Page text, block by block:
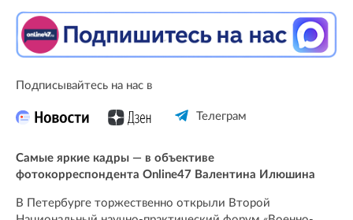
Подписывайтесь на нас в
Телеграм
Самые яркие кадры — в объективе
фотокорреспондента Online47 Валентина Илюшина
В Петербурге торжественно открыли Второй